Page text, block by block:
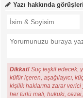
Yazı hakkında
Dikkat! Suç teşkil edecek,
küfür içeren, aşağılayıcı,
kişilik haklarına zarar
her türlü mali, hukuki,